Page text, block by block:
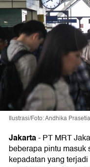
Ilustrasi/Foto: Andhika Prasetia
Jakarta-PT MRT
beberapa pintu
kepadatan yang